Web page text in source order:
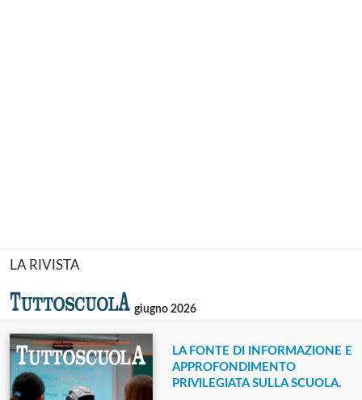
LA RIVISTA
giugno 2026
LA FONTE DI INFORMAZIONE E
APPROFONDIMENTO
PRIVILEGIATA SULLA SCUOLA.